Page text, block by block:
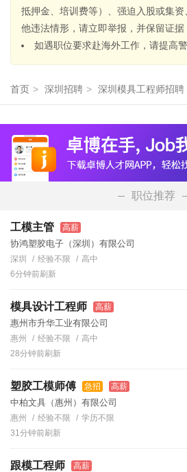
抵押金、培训费等）、强迫入股或集
他违法情形，请立即举报，并保留证据
如遇职位要求赴海外工作，请提高
首页 > 深圳招聘 > 深圳模具工程师招聘
职位推荐
工模主管 高薪
协鸿塑胶电子（深圳）有限公司
深圳 经验不限
高中
6分钟前刷新
模具设计工程师 高薪
惠州市升华工业有限公司
惠州 经验不限
高中
28分钟前刷新
塑胶工模师傅 急招 高薪
中柏文具（惠州）有限公司
惠州 经验不限
学历不限
31分钟前刷新
跟模工程师 高薪